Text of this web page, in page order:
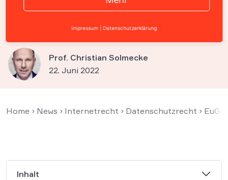
Fluggastdaten nur bei
Terrorgefahr
Prof. Christian Solmecke
22. Juni 2022
Home › News › Internetrecht › Datenschutzrecht ›
Inhalt
Impressum Datenschutzerklärung